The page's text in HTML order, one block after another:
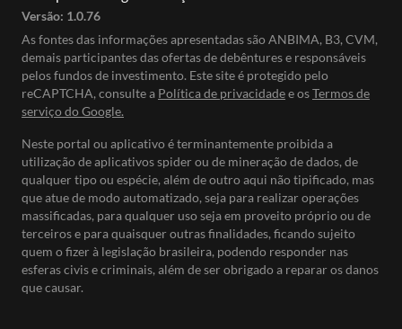
Versão: 1.0.76
As fontes das informações apresentadas são ANBIMA, B3, CVM,
demais participantes das ofertas de debêntures e responsáveis
pelos fundos de investimento. Este site é protegido pelo
reCAPTCHA, consulte a Política de privacidadee osTermos de
serviço do Google.
Neste portal ou aplicativo é terminantemente proibida a
utilização de aplicativos spider ou de mineração de dados, de
qualquer tipo ou espécie, além de outro aqui não tipificado, mas
que atue de modo automatizado, seja para realizar operações
massificadas, para qualquer uso seja em proveito próprio ou de
terceiros e para quaisquer outras finalidades, ficando sujeito
quem o fizer à legislação brasileira, podendo responder nas
esferas civis e criminais, além de ser obrigado a reparar os danos
que causar.